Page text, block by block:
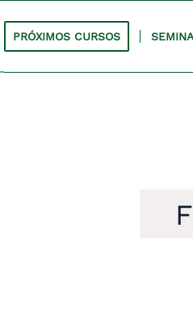
PRÓXIMOS CURSOS